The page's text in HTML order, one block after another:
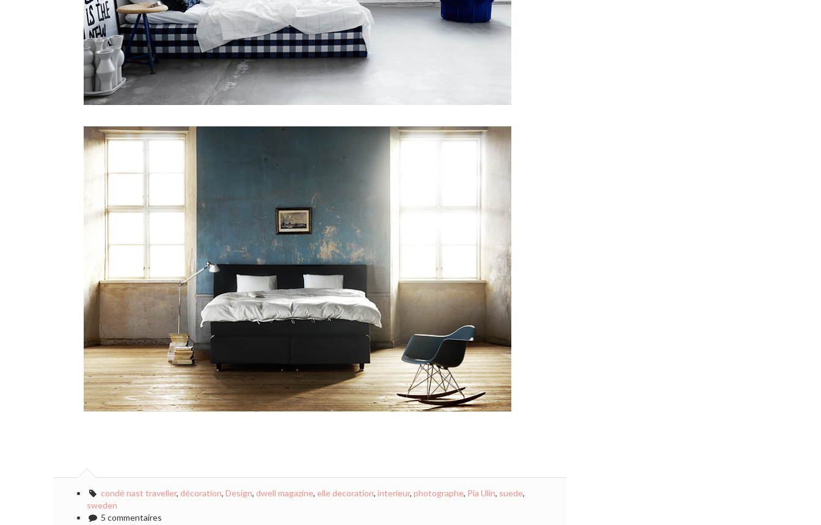
condé nast traveller, décoration, Design, dwell magazine, elle decoration, interieur, photographe, Pia Ulin, suede,
sweden
5 commentaires